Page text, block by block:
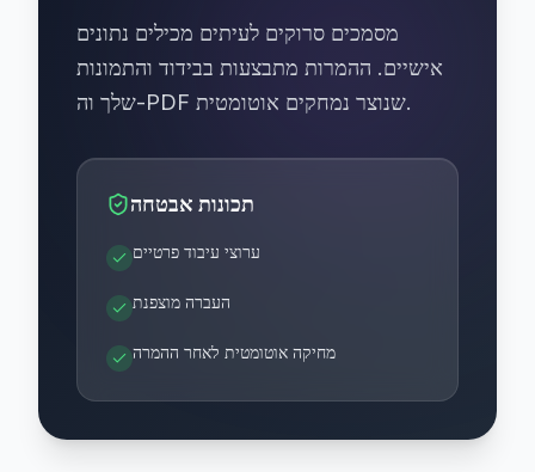
מסמכים סרוקים לעיתים מכילים נתונים
אישיים. ההמרות מתבצעות בבידוד והתמונות
שלך וה-PDF שנוצר נמחקים אוטומטית.
תכונות אבטחה
ערוצי עיבוד פרטיים
העברה מוצפנת
מחיקה אוטומטית לאחר ההמרה